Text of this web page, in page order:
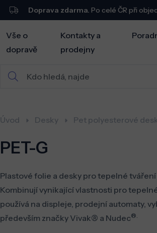
Doprava zdarma. Po celé ČR při
Vše o
dopravě
Kontakty a
prodejny
Úvod Desky Pet polyesterové
PET-G
Plastové folie a desky pro tepelné
Kombinují vynikající vlastnosti pro
používá na displeje, prodejní automaty,
především značky Vivak® a Nudec®.